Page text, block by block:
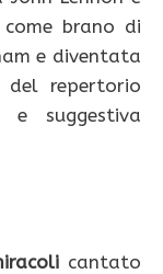
brano di
e diventata
repertorio
suggestiva
cantato